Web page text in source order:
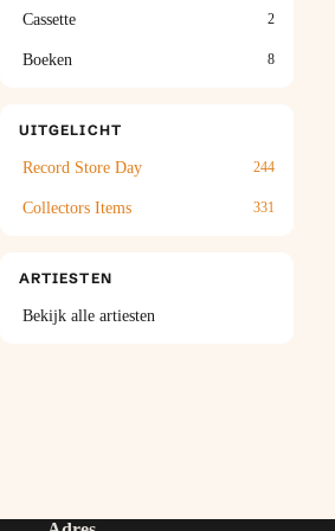
Cassette 2
Boeken 8
UITGELICHT
Record Store Day 244
Collectors Items 331
ARTIESTEN
Bekijk alle artiesten